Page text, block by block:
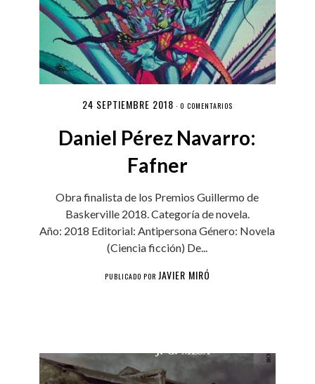
24 SEPTIEMBRE 2018 · 0 COMENTARIOS
Daniel Pérez Navarro:
Fafner
Obra finalista de los Premios Guillermo de
Baskerville 2018. Categoría de novela.
Año: 2018 Editorial: Antipersona Género: Novela
(Ciencia ficción) De...
PUBLICADO POR JAVIER MIRÓ